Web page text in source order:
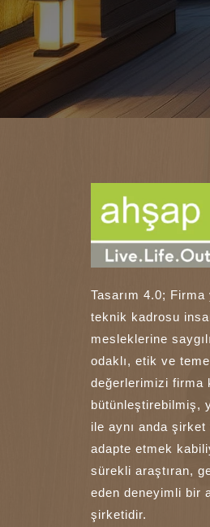
Tasarım 4.0;
teknik kadrosu
mesleklerine
odaklı, etik ve
değerlerimizi firma
bütünleştirebilmiş,
ile aynı anda şirket
adapte etmek
sürekli araştıran,
eden deneyimli bir
şirketidir.